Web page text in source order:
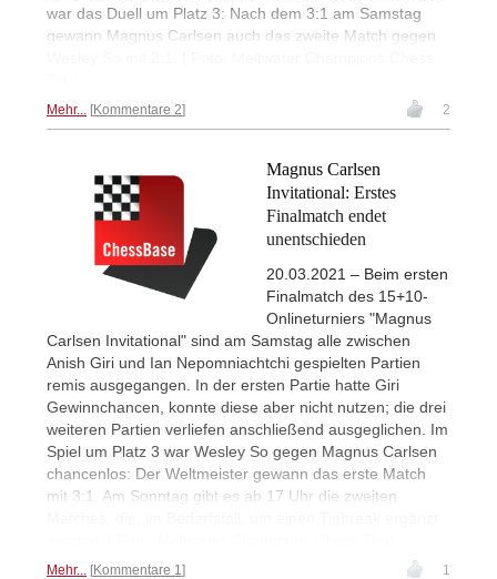
war das Duell um Platz 3: Nach dem 3:1 am Samstag
gewann Magnus Carlsen auch das zweite Match gegen
Mehr... Kommentare 2 2
Magnus Carlsen
Invitational: Erstes
Finalmatch endet
unentschieden
20.03.2021 – Beim ersten
Finalmatch des 15+10-
Onlineturniers "Magnus
Carlsen Invitational" sind am Samstag alle zwischen
Anish Giri und Ian Nepomniachtchi gespielten Partien
remis ausgegangen. In der ersten Partie hatte Giri
Gewinnchancen, konnte diese aber nicht nutzen; die drei
weiteren Partien verliefen anschließend ausgeglichen. Im
Spiel um Platz 3 war Wesley So gegen Magnus Carlsen
chancenlos: Der Weltmeister gewann das erste Match
mit 3:1. Am Sonntag gibt es ab 17 Uhr die zweiten
Mehr... Kommentare 1 1